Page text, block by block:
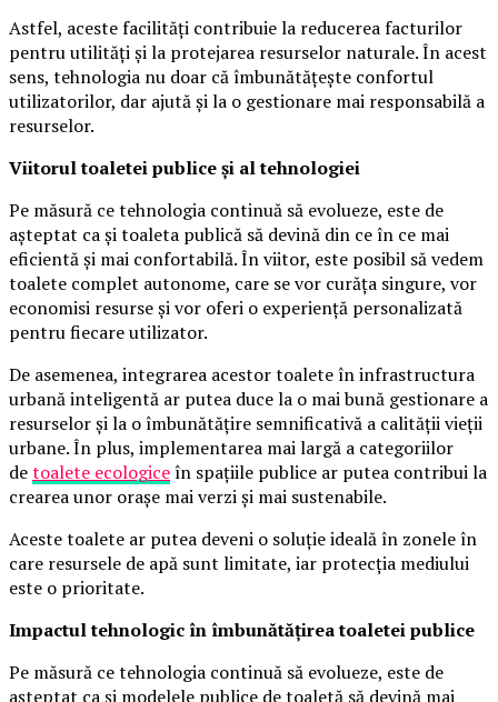
Astfel, aceste facilități contribuie la reducerea facturilor
pentru utilități și la protejarea resurselor naturale. În acest
sens, tehnologia nu doar că îmbunătățește confortul
utilizatorilor, dar ajută și la o gestionare mai responsabilă a
resurselor.
Viitorul toaletei publice și al tehnologiei
Pe măsură ce tehnologia continuă să evolueze, este de
așteptat ca și toaleta publică să devină din ce în ce mai
eficientă și mai confortabilă. În viitor, este posibil să vedem
toalete complet autonome, care se vor curăța singure, vor
economisi resurse și vor oferi o experiență personalizată
pentru fiecare utilizator.
De asemenea, integrarea acestor toalete în infrastructura
urbană inteligentă ar putea duce la o mai bună gestionare a
resurselor și la o îmbunătățire semnificativă a calității vieții
urbane. În plus, implementarea mai largă a categoriilor
detoalete ecologiceîn spațiile publice ar putea contribui la
crearea unor orașe mai verzi și mai sustenabile.
Aceste toalete ar putea deveni o soluție ideală în zonele în
care resursele de apă sunt limitate, iar protecția mediului
este o prioritate.
Impactul tehnologic în îmbunătățirea toaletei publice
Pe măsură ce tehnologia continuă să evolueze, este de
așteptat ca și modelele publice de toaletă să devină mai